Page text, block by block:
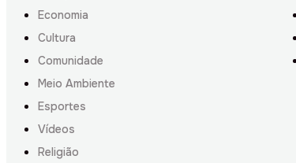
Economia
Cultura
Comunidade
Meio Ambiente
Esportes
Vídeos
Religião